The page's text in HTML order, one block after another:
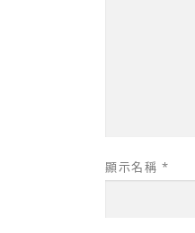
顯示名稱 *